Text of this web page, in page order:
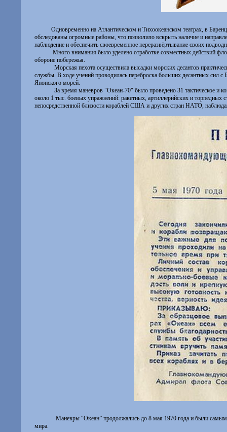
Одновременно на Атлантическом и Тихоокеанском театрах, в
обследованы огромные районы, что позволило вскрыть наличие и
наблюдение и обеспечить своевременное переразвёртывание своих
Много внимания было уделено отработке совместных действий
обороне побережья.
Морская пехота осуществила высадки морских десантов
службы. В ходе учений проводилась переброска больших десантных сил
Японского морей.
За время маневров "Океан-70" было проведено 31 тактическое
около 1 тыс. боевых упражнений: ракетных, артиллерийских и
непосредственной близости кораблей США и других стран НАТО,
Маневры “Океан” продолжались до 8 мая 1970 года и были
мира.